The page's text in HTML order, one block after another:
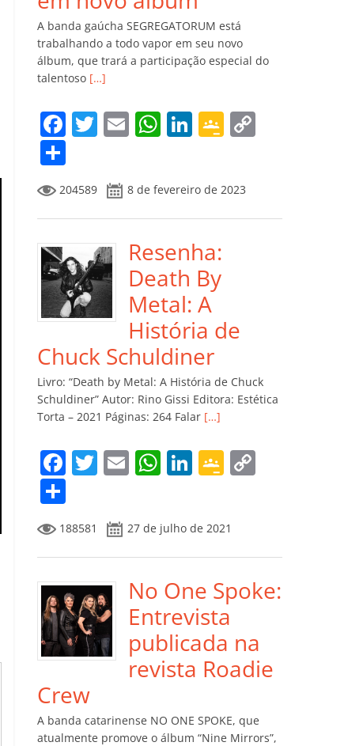
A banda gaúcha SEGREGATORUM está
trabalhando a todo vapor em seu novo
álbum, que trará a participação especial do
talentoso […]
F
e
b
o
o
k
T
itt
er
E
l
W
s
A
p
p
Li
e
dI
n
G
gl
e
ro
m
Li
o
m
p
ar
til
h
ar
204589 8 de fevereiro de 2023
Resenha:
Death By
Metal: A
História de
Chuck Schuldiner
Livro: “Death by Metal: A História de Chuck
Schuldiner” Autor: Rino Gissi Editora: Estética
Torta – 2021 Páginas: 264 Falar […]
F
e
b
o
o
k
T
itt
er
E
l
W
s
A
p
p
Li
e
dI
n
G
gl
e
Cl
a
ss
ro
m
Li
n
o
m
p
ar
til
h
ar
188581 27 de julho de 2021
No One Spoke:
Entrevista
publicada na
revista Roadie
Crew
A banda catarinense NO ONE SPOKE, que
atualmente promove o álbum “Nine Mirrors”,